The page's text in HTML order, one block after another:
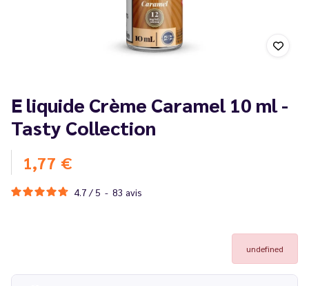
E liquide Crème Caramel 10 ml -
Tasty Collection
1,77 €
4.7 / 5 - 83 avis
undefined